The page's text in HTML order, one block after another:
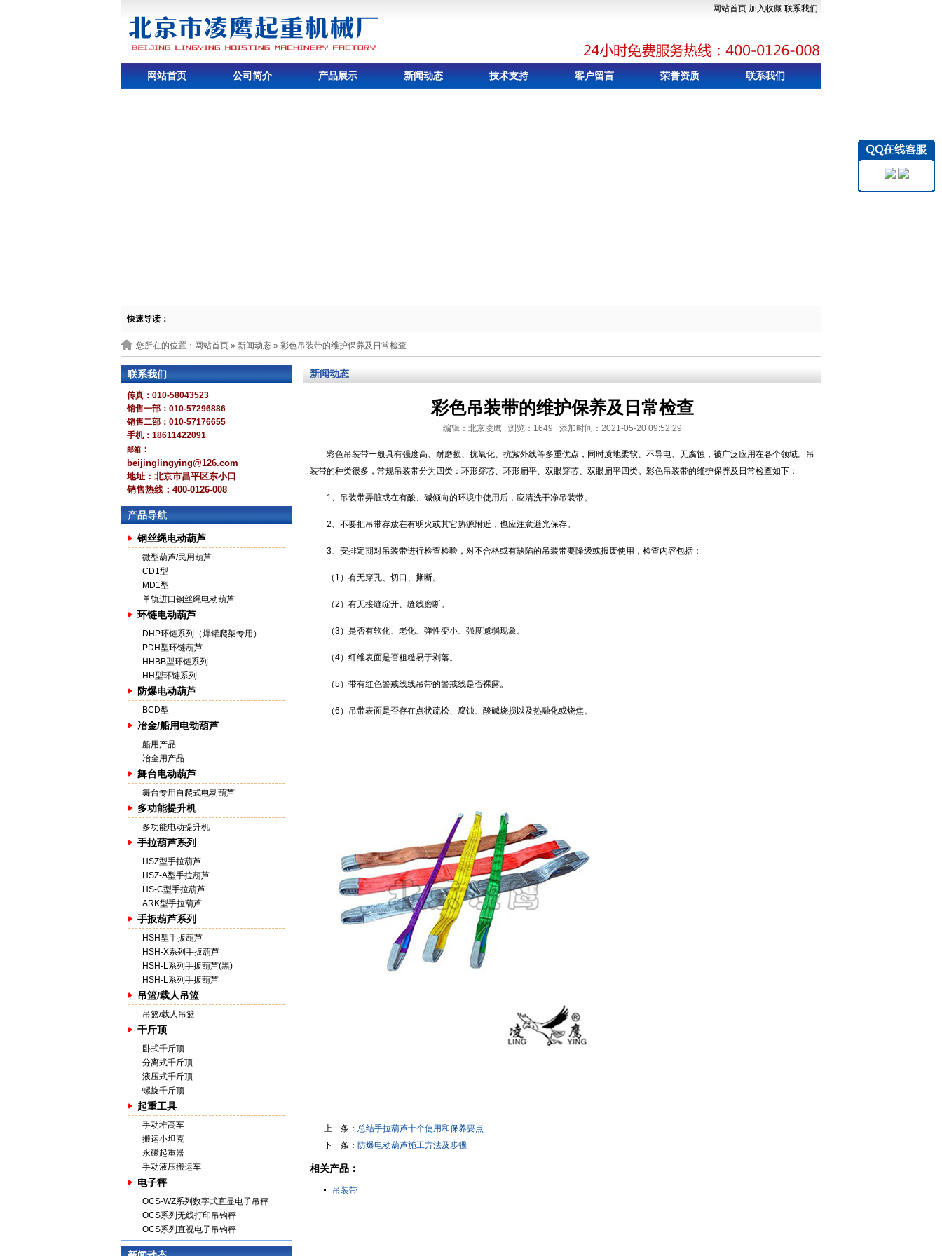
网站首页 加入收藏 联系我们
网站首页 公司简介 产品展示 新闻动态 技术支持 客户留言 荣誉资质 联系我们
快速导读：
您所在的位置：网站首页 » 新闻动态 » 彩色吊装带的维护保养及日常检查
联系我们
传真：010-58043523
销售一部：010-57296886
销售二部：010-57176655
手机：18611422091
邮箱 ：
beijinglingying@126.com
地址：北京市昌平区东小口
销售热线：400-0126-008
产品导航
钢丝绳电动葫芦
微型葫芦/民用葫芦
CD1型
MD1型
单轨进口钢丝绳电动葫芦
环链电动葫芦
DHP环链系列（焊罐爬架专用）
PDH型环链葫芦
HHBB型环链系列
HH型环链系列
防爆电动葫芦
BCD型
冶金/船用电动葫芦
船用产品
冶金用产品
舞台电动葫芦
舞台专用自爬式电动葫芦
多功能提升机
多功能电动提升机
手拉葫芦系列
HSZ型手拉葫芦
HSZ-A型手拉葫芦
HS-C型手拉葫芦
ARK型手拉葫芦
手扳葫芦系列
HSH型手扳葫芦
HSH-X系列手扳葫芦
HSH-L系列手扳葫芦(黑)
HSH-L系列手扳葫芦
吊篮/载人吊篮
吊篮/载人吊篮
千斤顶
卧式千斤顶
分离式千斤顶
液压式千斤顶
螺旋千斤顶
起重工具
手动堆高车
搬运小坦克
永磁起重器
手动液压搬运车
电子秤
OCS-WZ系列数字式直显电子吊秤
OCS系列无线打印吊钩秤
OCS系列直视电子吊钩秤
新闻动态
彩色吊装带的维护保养及日常检查
编辑：北京凌鹰 浏览：1649 添加时间：2021-05-20 09:52:29
彩色吊装带一般具有强度高、耐磨损、抗氧化、抗紫外线等多重优点，同时质地柔软、不导电、无腐蚀，被广泛应用在各个领域。吊
装带的种类很多，常规吊装带分为四类：环形穿芯、环形扁平、双眼穿芯、双眼扁平四类。彩色吊装带的维护保养及日常检查如下：
1、吊装带弄脏或在有酸、碱倾向的环境中使用后，应清洗干净吊装带。
2、不要把吊带存放在有明火或其它热源附近，也应注意避光保存。
3、安排定期对吊装带进行检查检验，对不合格或有缺陷的吊装带要降级或报废使用，检查内容包括：
（1）有无穿孔、切口、撕断。
（2）有无接缝绽开、缝线磨断。
（3）是否有软化、老化、弹性变小、强度减弱现象。
（4）纤维表面是否粗糙易于剥落。
（5）带有红色警戒线线吊带的警戒线是否裸露。
（6）吊带表面是否存在点状疏松、腐蚀、酸碱烧损以及热融化或烧焦。
上一条： 总结手拉葫芦十个使用和保养要点
下一条： 防爆电动葫芦施工方法及步骤
相关产品：
吊装带